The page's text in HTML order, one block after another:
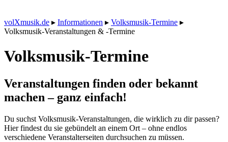
volXmusik.de ▸ Informationen ▸ Volksmusik-Termine ▸
Volksmusik-Veranstaltungen & -Termine
Volksmusik-Termine
Veranstaltungen finden oder bekannt
machen – ganz einfach!
Du suchst Volksmusik-Veranstaltungen, die wirklich zu dir passen?
Hier findest du sie gebündelt an einem Ort – ohne endlos
verschiedene Veranstalterseiten durchsuchen zu müssen.